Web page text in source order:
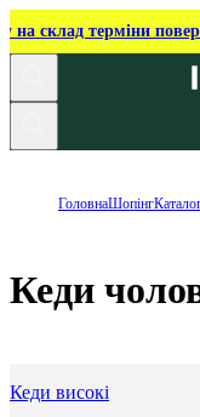
на склад терміни
ГоловнаШопінг
Кеди
Кеди високі